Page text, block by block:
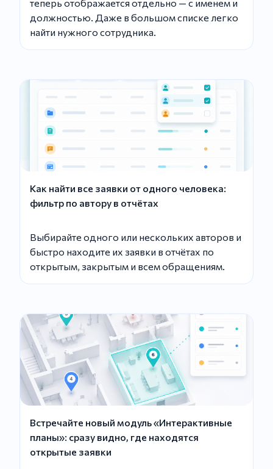
теперь отображается отдельно — с именем и
должностью. Даже в большом списке легко
найти нужного сотрудника.
Как найти все заявки от одного человека:
фильтр по автору в отчётах
Выбирайте одного или нескольких авторов и
быстро находите их заявки в отчётах по
открытым, закрытым и всем обращениям.
Встречайте новый модуль «Интерактивные
планы»: сразу видно, где находятся
открытые заявки